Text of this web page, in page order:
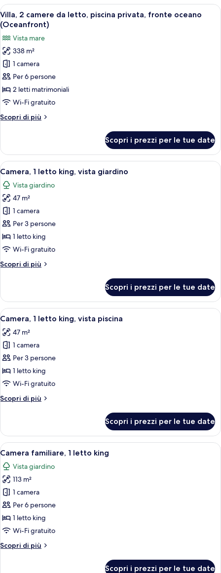
(Oceanfront)
camera
da
letto,
piscina
privata,
fronte
oceano
(Oceanfront)
Apri
tutte
le
foto
per
Villa,
2
camere
da
piscina
oceano
(Oceanfront)
Zona relax esterna coperta con
12
Villa, 2 camere da letto, piscina privata, fronte oceano
(Oceanfront)
Vista mare
338 m²
1 camera
Per 6 persone
2 letti matrimoniali
Wi-Fi gratuito
Scopri di più
Altri
2
camere
da
piscina
privata,
fronte
oceano
(Oceanfront)
Scopri i prezzi per le tue date
Apri
tutte
le
foto
per
Camera,
1
letto
vista
Una camera d'albergo moderna con
12
Camera, 1 letto king, vista giardino
Vista giardino
47 m²
1 camera
Per 3 persone
1 letto king
Wi-Fi gratuito
Scopri di più
Altri
1
letto
king,
giardino
Scopri i prezzi per le tue date
Apri
tutte
le
foto
per
Camera,
1
king,
Una moderna camera d'albergo con
5
Camera, 1 letto king, vista piscina
47 m²
1 camera
Per 3 persone
1 letto king
Wi-Fi gratuito
Scopri di più
Altri
1
letto
king,
piscina
Scopri i prezzi per le tue date
Apri
tutte
le
foto
per
Camera
familiare,
1
king
Una camera d'albergo moderna con
11
Camera familiare, 1 letto king
Vista giardino
113 m²
1 camera
Per 6 persone
1 letto king
Wi-Fi gratuito
Scopri di più
Altri
Scopri i prezzi per le tue date